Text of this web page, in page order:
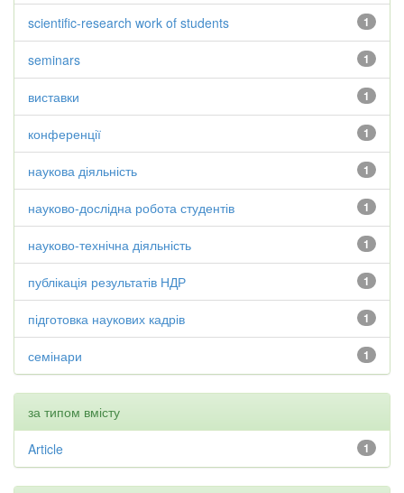
1
scientific-research work of students
1
seminars
1
виставки
1
конференції
1
наукова діяльність
1
науково-дослідна робота студентів
1
науково-технічна діяльність
1
публікація результатів НДР
1
підготовка наукових кадрів
1
семінари
за типом вмісту
1
Article